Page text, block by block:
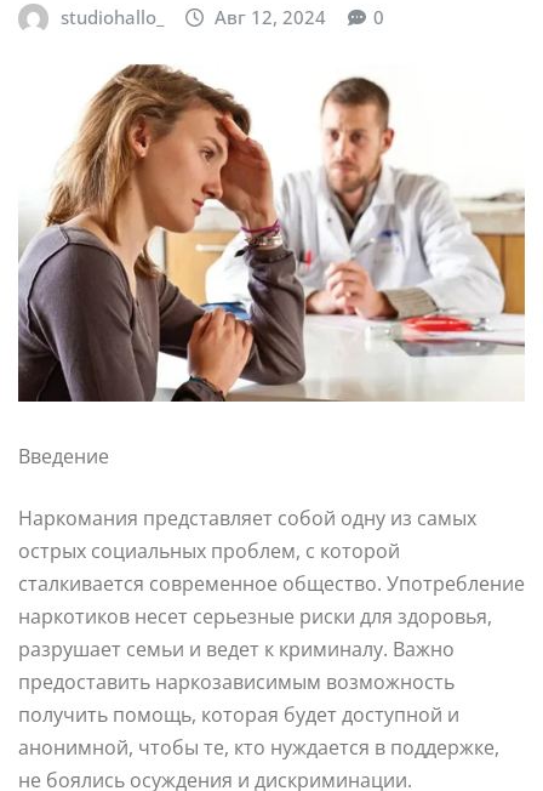
studiohallo_ Авг 12, 2024 0
Введение
Наркомания представляет собой одну из самых
острых социальных проблем, с которой
сталкивается современное общество. Употребление
наркотиков несет серьезные риски для здоровья,
разрушает семьи и ведет к криминалу. Важно
предоставить наркозависимым возможность
получить помощь, которая будет доступной и
анонимной, чтобы те, кто нуждается в поддержке,
не боялись осуждения и дискриминации.